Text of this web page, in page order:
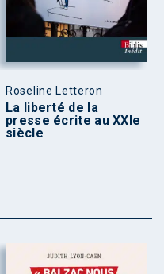
Roseline Letteron
La liberté de la
presse écrite au XXIe
siècle